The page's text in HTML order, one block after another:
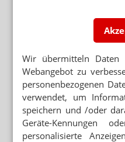
Wir übermitteln
Webangebot zu
personenbezogenen
verwendet, um
speichern und /oder
Geräte-Kennungen
personalisierte